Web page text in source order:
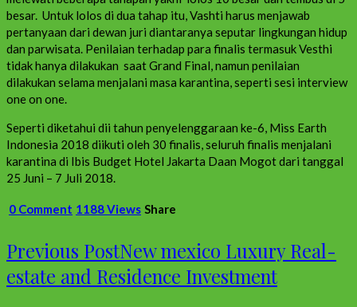
besar. Untuk lolos di dua tahap itu, Vashti harus menjawab
pertanyaan dari dewan juri diantaranya seputar lingkungan hidup
dan parwisata. Penilaian terhadap para finalis termasuk Vesthi
tidak hanya dilakukan saat Grand Final, namun penilaian
dilakukan selama menjalani masa karantina, seperti sesi interview
one on one.
Seperti diketahui dii tahun penyelenggaraan ke-6, Miss Earth
Indonesia 2018 diikuti oleh 30 finalis, seluruh finalis menjalani
karantina di Ibis Budget Hotel Jakarta Daan Mogot dari tanggal
25 Juni – 7 Juli 2018.
0 Comment 1188 Views Share
Previous PostNew mexico Luxury Real-
estate and Residence Investment